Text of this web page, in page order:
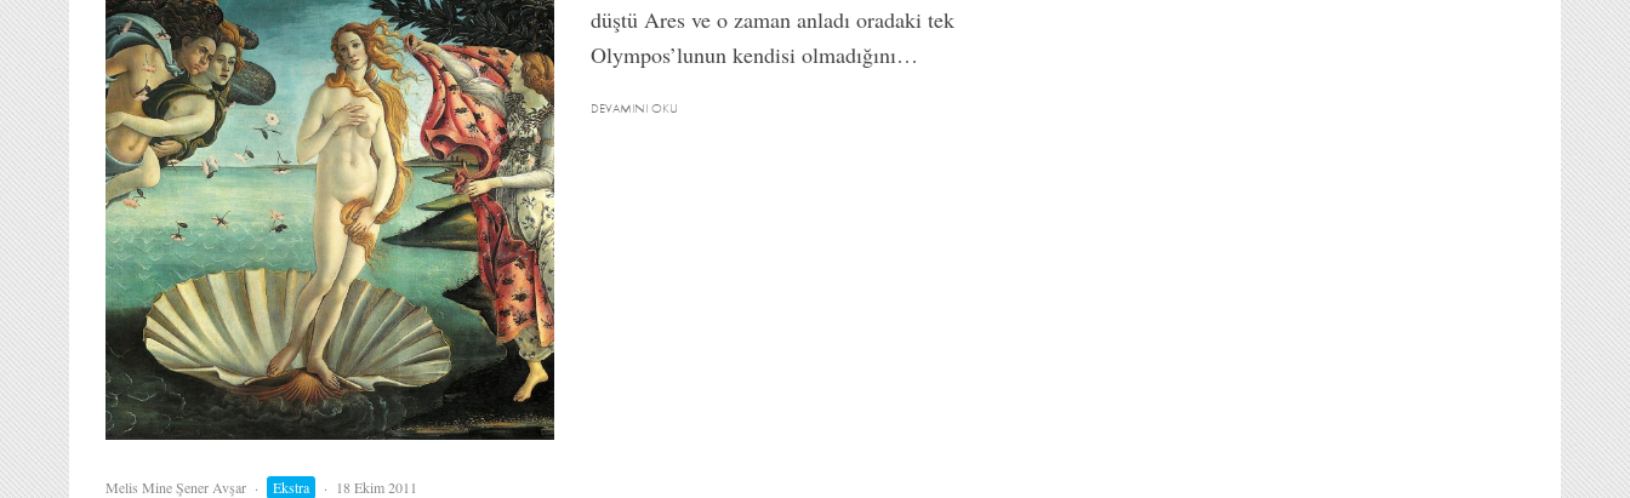
Melis Mine Şener Avşar · Ekstra · 18 Ekim 2011
düştü Ares ve o zaman anladı oradaki tek
Olympos’lunun kendisi olmadığını…
DEVAMINI OKU